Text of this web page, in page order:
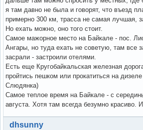
я там давно не была и говорят, что въезд
примерно 300 км, трасса не самая лучшая,
Но ехать можно, оно того стоит.
Самое мажорное место на Байкале - пос.
Ангары, но туда ехать не советую, там все
засрали - застроили отелями.
Есть еще Кругобайкальская железная
пройтись пешком или прокатиться на
Слюдянка)
Самое теплое время на Байкале - с
августа. Хотя там всегда безумно красиво.
Вне форума
dhsunny